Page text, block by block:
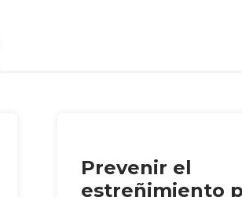
Prevenir el
estreñimiento